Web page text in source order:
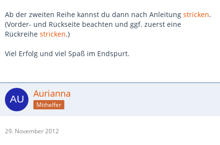
Ab der zweiten Reihe kannst du dann nach Anleitung stricken.
(Vorder- und Rückseite beachten und ggf. zuerst eine
Rückreihe stricken.)
Viel Erfolg und viel Spaß im Endspurt.
Aurianna
Mithelfer
29. November 2012